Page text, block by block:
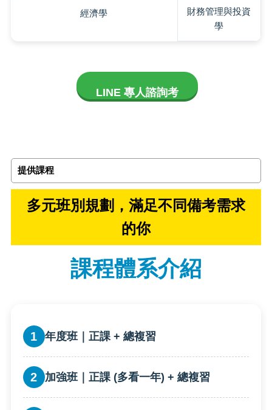
經濟學
財務管理與投資
學
LINE 專人諮詢考
提供課程
多元班別規劃，滿足不同備考需求
的你
課程體系介紹
1 年度班｜正課 + 總複習
2 加強班｜正課 (多看一年) + 總複習